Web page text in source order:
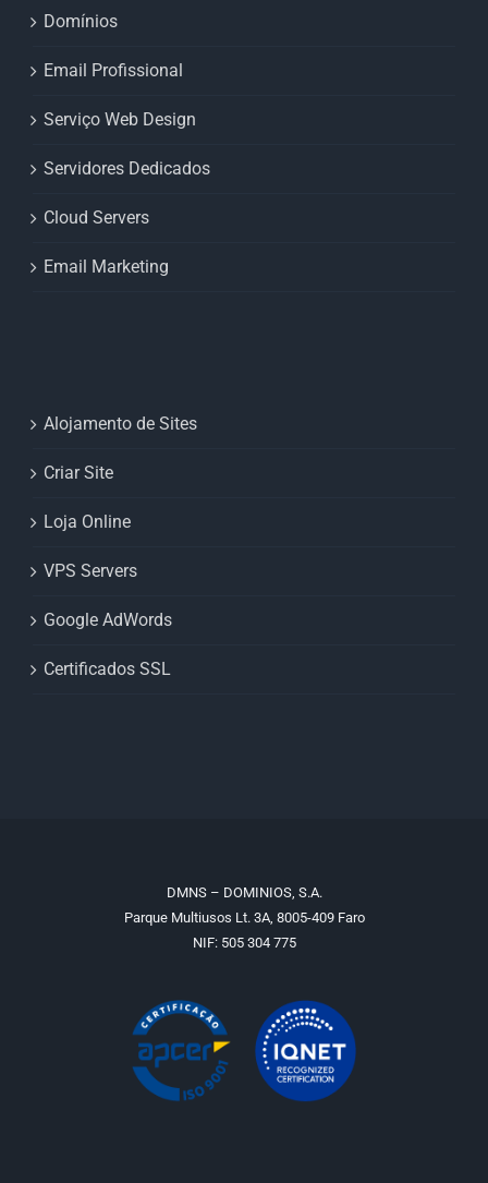
Domínios
Email Profissional
Serviço Web Design
Servidores Dedicados
Cloud Servers
Email Marketing
Alojamento de Sites
Criar Site
Loja Online
VPS Servers
Google AdWords
Certificados SSL
DMNS – DOMINIOS, S.A.
Parque Multiusos Lt. 3A, 8005-409 Faro
NIF: 505 304 775